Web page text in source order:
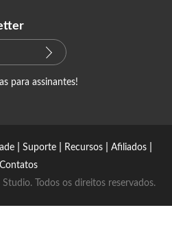
para assinantes!
Suporte Recursos Afiliados
Contatos
Todos os direitos reservados.